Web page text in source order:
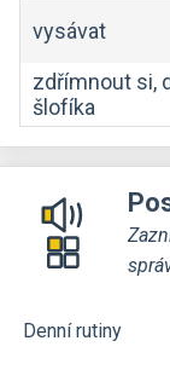
vysávat
zdřímnout si,
šlofíka
Denní rutiny